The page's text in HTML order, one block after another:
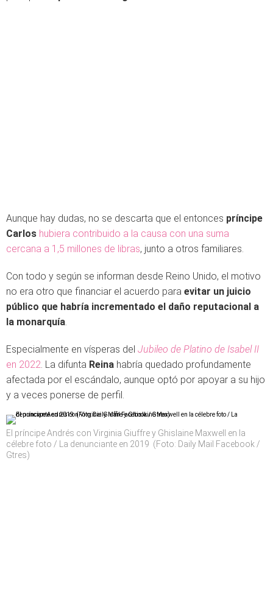
Aunque hay dudas, no se descarta que el entonces príncipe
Carlos hubiera contribuido a la causa con una suma
cercana a 1,5 millones de libras, junto a otros familiares.
Con todo y según se informan desde Reino Unido, el motivo
no era otro que financiar el acuerdo para evitar un juicio
público que habría incrementado el daño reputacional a
la monarquía.
Especialmente en vísperas del Jubileo de Platino de Isabel II
en 2022. La difunta Reina habría quedado profundamente
afectada por el escándalo, aunque optó por apoyar a su hijo
y a veces ponerse de perfil.
El príncipe Andrés con Virginia Giuffre y Ghislaine Maxwell en la
célebre foto / La denunciante en 2019 (Foto: Daily Mail Facebook /
Gtres)